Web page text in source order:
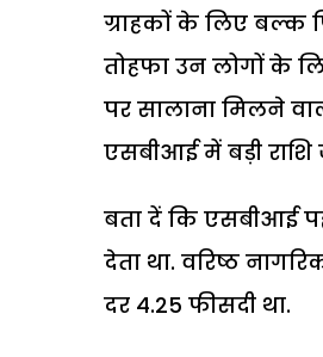
ग्राहकों के लिए बल्क
तोहफा उन लोगों के
पर सालाना मिलने
एसबीआई में बड़ी
बता दें कि एसबीआई
देता था. वरिष्ठ
दर 4.25 फीसदी था.